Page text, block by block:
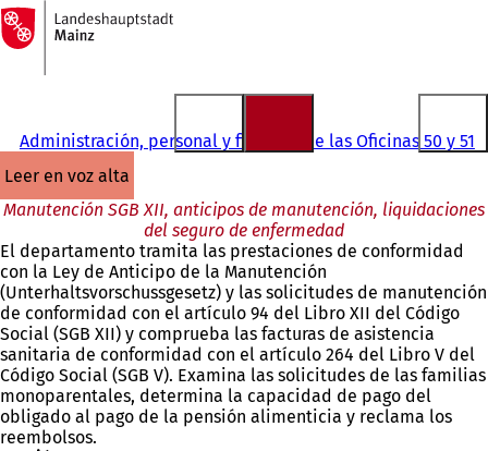
Saltar al contenido
A
la
página
Administración, personal y finanzas de las Oficinas 50 y 51
leer en voz alta
Manutención SGB XII, anticipos de manutención, liquidaciones
del seguro de enfermedad
El departamento tramita las prestaciones de conformidad
con la Ley de Anticipo de la Manutención
(Unterhaltsvorschussgesetz) y las solicitudes de manutención
de conformidad con el artículo 94 del Libro XII del Código
Social (SGB XII) y comprueba las facturas de asistencia
sanitaria de conformidad con el artículo 264 del Libro V del
Código Social (SGB V). Examina las solicitudes de las familias
monoparentales, determina la capacidad de pago del
obligado al pago de la pensión alimenticia y reclama los
reembolsos.